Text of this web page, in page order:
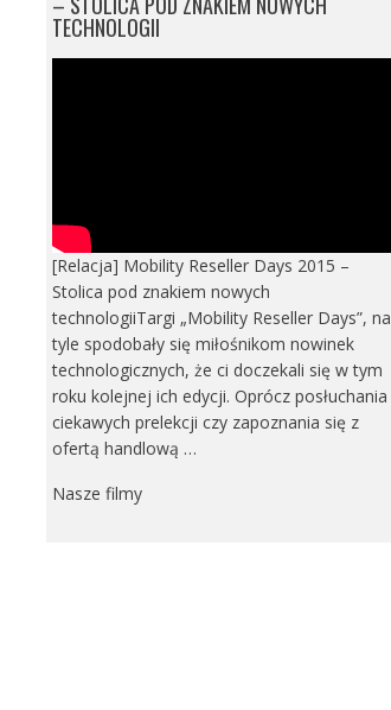
TECHNOLOGII
[Relacja] Mobility Reseller Days 2015 –
Stolica pod znakiem nowych
technologiiTargi „Mobility Reseller Days”, na
tyle spodobały się miłośnikom nowinek
technologicznych, że ci doczekali się w tym
roku kolejnej ich edycji. Oprócz posłuchania
ciekawych prelekcji czy zapoznania się z
ofertą handlową …
Nasze filmy